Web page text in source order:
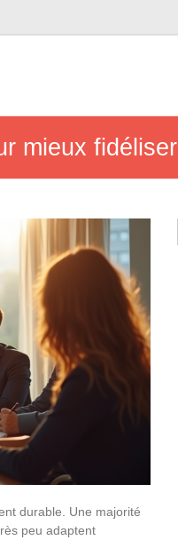
mieux fidéliser
durable. Une majorité
peu adaptent